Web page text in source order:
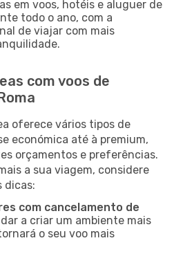
em voos, hotéis e aluguer de
todo o ano, com a
de viajar com mais
com voos de
oferece vários tipos de
económica até à premium,
orçamentos e preferências.
a sua viagem, considere
dicas:
com cancelamento de
a criar um ambiente mais
o seu voo mais